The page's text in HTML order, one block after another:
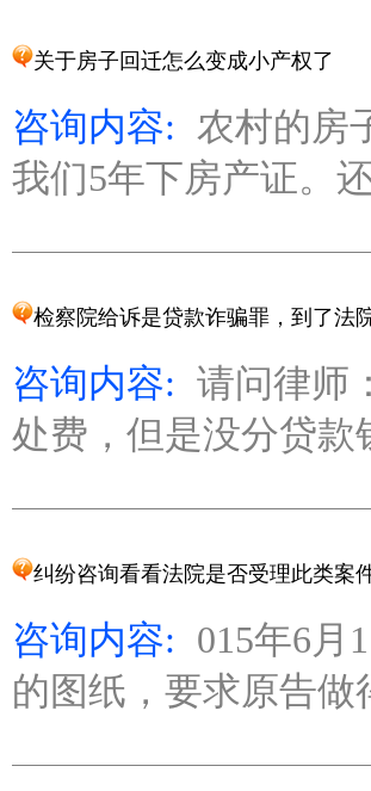
关于房子回迁怎么变成小产权了
咨询内容: 农村的房
我们5年下房产证。
检察院给诉是贷款诈骗罪，到了法
咨询内容: 请问律师
处费，但是没分贷款
纠纷咨询看看法院是否受理此类案
咨询内容: 015年6月
的图纸，要求原告做